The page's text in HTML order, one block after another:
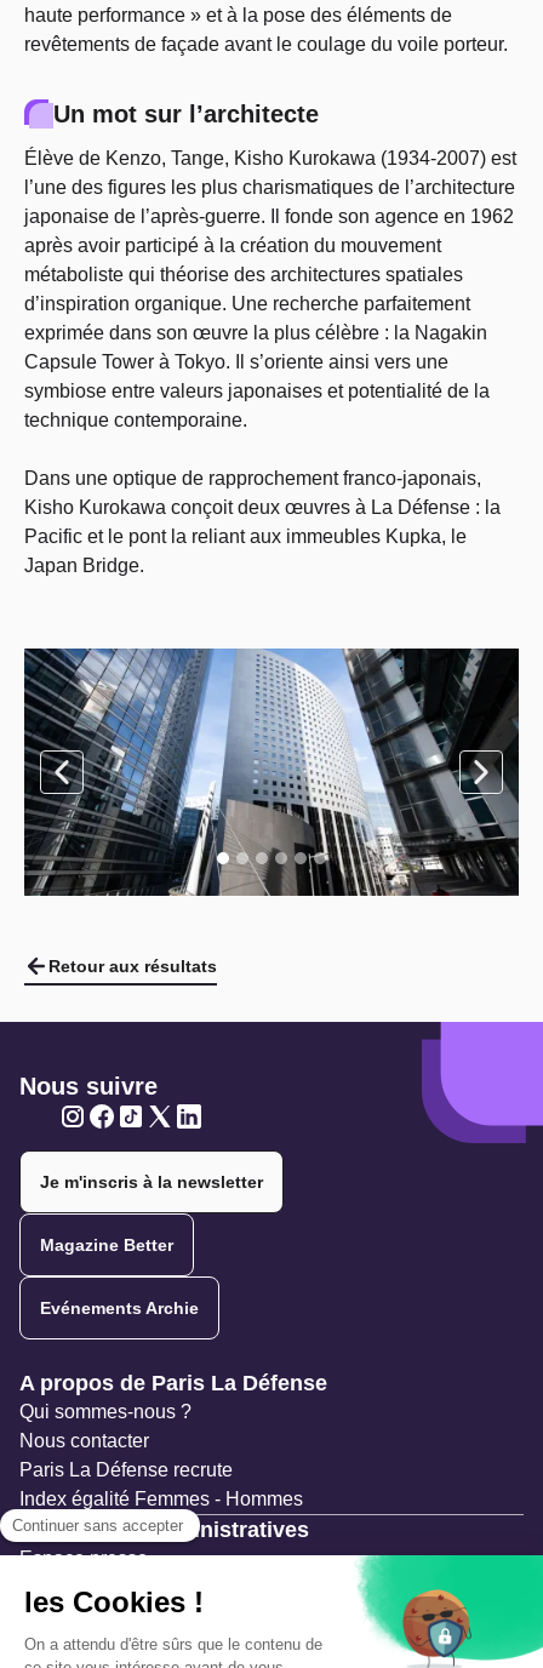
haute performance » et à la pose des éléments de
revêtements de façade avant le coulage du voile porteur.
Un mot sur l’architecte
Élève de Kenzo, Tange, Kisho Kurokawa (1934-2007) est
l’une des figures les plus charismatiques de l’architecture
japonaise de l’après-guerre. Il fonde son agence en 1962
après avoir participé à la création du mouvement
métaboliste qui théorise des architectures spatiales
d’inspiration organique. Une recherche parfaitement
exprimée dans son œuvre la plus célèbre : la Nagakin
Capsule Tower à Tokyo. Il s’oriente ainsi vers une
symbiose entre valeurs japonaises et potentialité de la
technique contemporaine.
Dans une optique de rapprochement franco-japonais,
Kisho Kurokawa conçoit deux œuvres à La Défense : la
Pacific et le pont la reliant aux immeubles Kupka, le
Japan Bridge.
Retour aux résultats
Nous suivre
Je m'inscris à la newsletter
Magazine Better
Evénements Archie
Navigation secondaire
A propos de Paris La Défense
Qui sommes-nous ?
Nous contacter
Paris La Défense recrute
Index égalité Femmes - Hommes
Ressources administratives
Espace presse
Documentation
Marchés publics
Appels à projets & avis d'attribution